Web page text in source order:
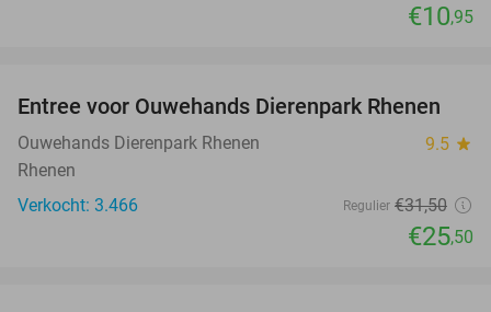
€10,95
19%
Entree voor Ouwehands Dierenpark Rhenen
Ouwehands Dierenpark Rhenen 9.5 star
Rhenen
Verkocht: 3.466
Regulier €31,50
€25,50